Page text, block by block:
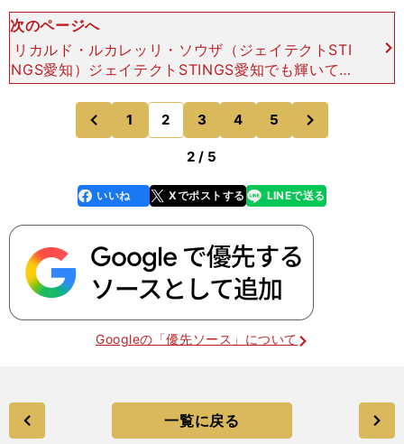
次のページへ
リカルド・ルカレッリ・ソウザ（ジェイテクトSTI
NGS愛知）ジェイテクトSTINGS愛知でも輝いてい
たリカルド・ルカレッリ・ソウザ ミゲルのキュー
バと同じように、地球の反対側からやってきたアタ
ッカー
のページへ
1 2 3 4 5
のページへ
2 / 5
faceboo
k
いいね Xでポストする
line LINEで送る
Googleの「優先ソース」について
一覧に戻る